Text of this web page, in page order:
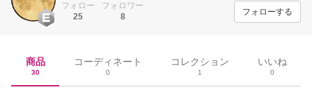
フォロー
25
フォロワー
8
フォローする
商品
30
コーディネート
0
コレクション
1
いいね
0